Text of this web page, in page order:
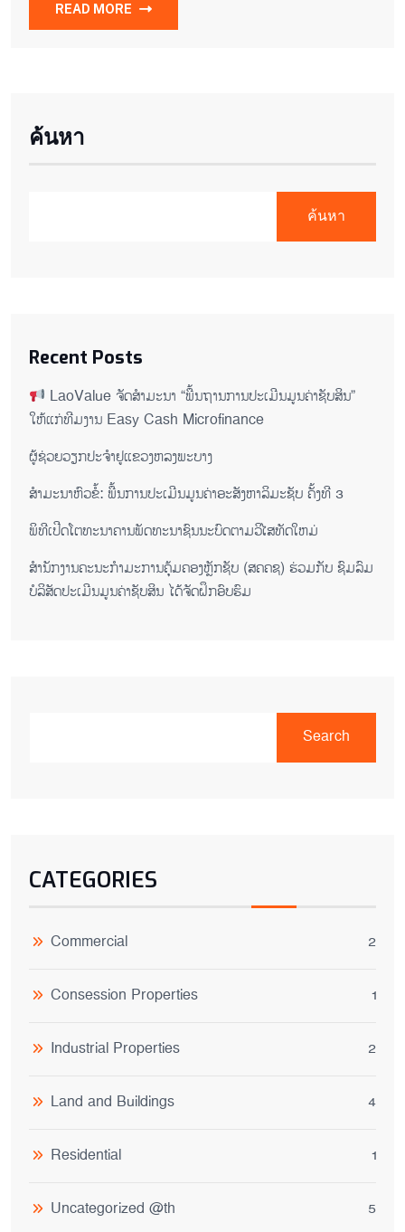
READ MORE
ค้นหา
ค้นหา
Recent Posts
LaoValue ຈັດສຳມະນາ “ພື້ນຖານການປະເມີນມູນຄ່າຊັບສິນ”
ໃຫ້ແກ່ທີມງານ Easy Cash Microfinance
ຜູ້ຊ່ວຍ​ວຽກປະ​ຈຳ​ຢູ​​ແຂວງຫລງ​ພະ​ບາງ
ສຳມະນາຫົວຂໍ້: ພື້ນການປະເມີນມູນຄ່າອະສັງຫາລິມະຊັບ ຄັ້ງທີ 3
ພິ​ທີ​ເປີດ​ໂຕ​ທະ​ນາ​ຄານ​ພັດ​ທະ​ນາ​ຊົນ​ນະ​ບົດ​ຕາມ​ວິ​ໄສ​ທັດ​ໃຫມ່
ສໍານັກງານຄະນະກໍາມະການຄຸ້ມຄອງຫຼັກຊັບ (ສຄຄຊ) ຮ່ວມກັບ ຊົມລົມ
ບໍລິສັດປະເມີນມູນຄ່າຊັບສິນ ໄດ້ຈັດຝຶກອົບຮົມ
Search
CATEGORIES
Commercial 2
Consession Properties 1
Industrial Properties 2
Land and Buildings 4
Residential 1
Uncategorized @th 5